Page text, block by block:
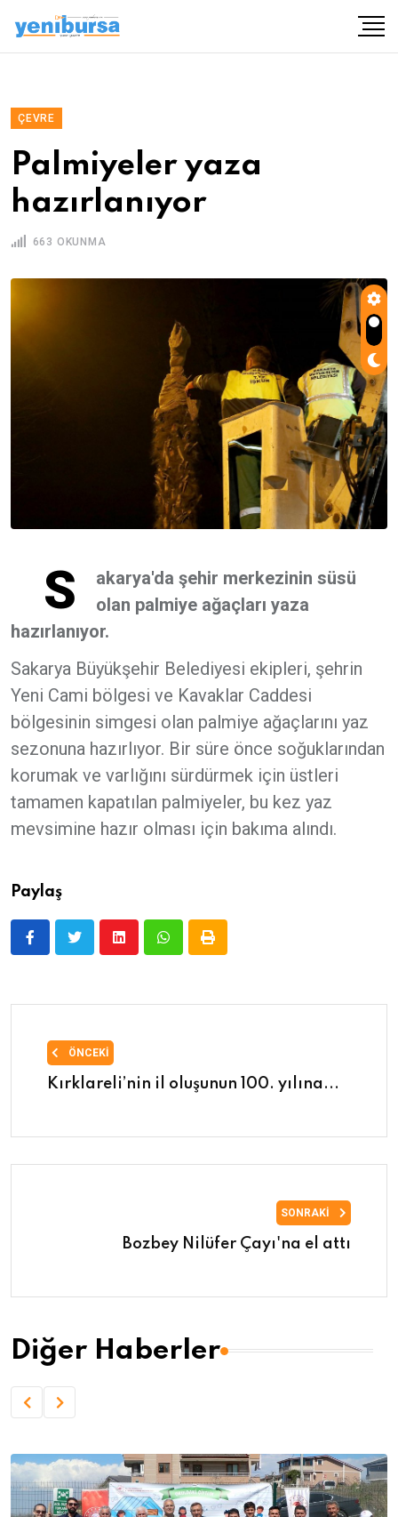
ÇEVRE
Palmiyeler yaza
hazırlanıyor
663 OKUNMA
S
akarya'da şehir merkezinin süsü
olan palmiye ağaçları yaza
hazırlanıyor.
Sakarya Büyükşehir Belediyesi ekipleri, şehrin
Yeni Cami bölgesi ve Kavaklar Caddesi
bölgesinin simgesi olan palmiye ağaçlarını yaz
sezonuna hazırlıyor. Bir süre önce soğuklarından
korumak ve varlığını sürdürmek için üstleri
tamamen kapatılan palmiyeler, bu kez yaz
mevsimine hazır olması için bakıma alındı.
Paylaş
ÖNCEKI
Kırklareli’nin il oluşunun 100. yılına...
SONRAKI
Bozbey Nilüfer Çayı'na el attı
Diğer Haberler